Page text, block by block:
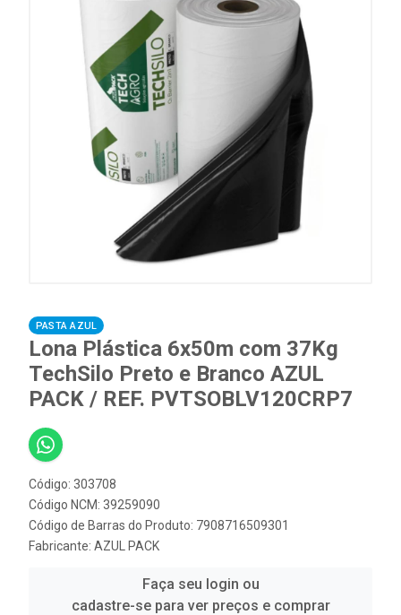
PASTA AZUL
Lona Plástica 6x50m com 37Kg
TechSilo Preto e Branco AZUL
PACK / REF. PVTSOBLV120CRP7
Código: 303708
Código NCM: 39259090
Código de Barras do Produto: 7908716509301
Fabricante: AZUL PACK
Faça seu login ou
cadastre-se para ver preços e comprar